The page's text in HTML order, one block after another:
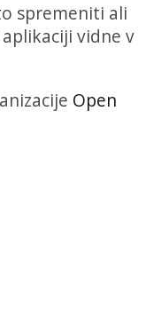
spremeniti ali
vidne v
Open